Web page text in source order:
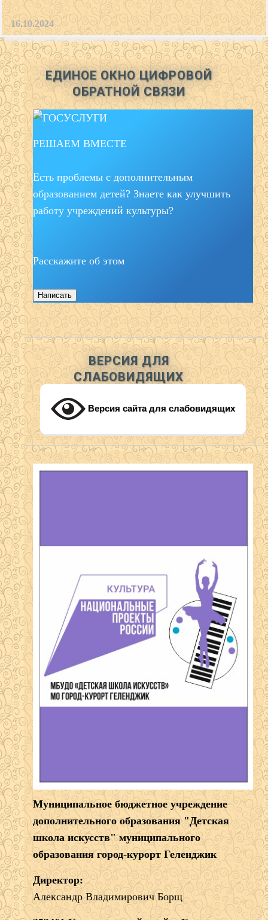
16.10.2024
ЕДИНОЕ ОКНО ЦИФРОВОЙ
ОБРАТНОЙ СВЯЗИ
РЕШАЕМ ВМЕСТЕ
Есть проблемы с дополнительным
образованием детей? Знаете как улучшить
работу учреждений культуры?
Расскажите об этом
Написать
ВЕРСИЯ ДЛЯ
СЛАБОВИДЯЩИХ
Версия сайта для слабовидящих
Муниципальное бюджетное учреждение
дополнительного образования "Детская
школа искусств" муниципального
образования город-курорт Геленджик
Директор:
Александр Владимирович Борщ